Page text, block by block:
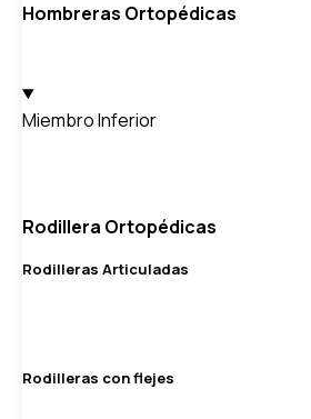
Hombreras Ortopédicas
Miembro Inferior
Rodillera Ortopédicas
Rodilleras Articuladas
Rodilleras con flejes